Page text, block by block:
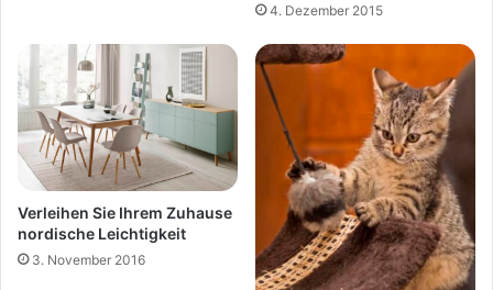
4. Dezember 2015
Verleihen Sie Ihrem Zuhause
nordische Leichtigkeit
3. November 2016